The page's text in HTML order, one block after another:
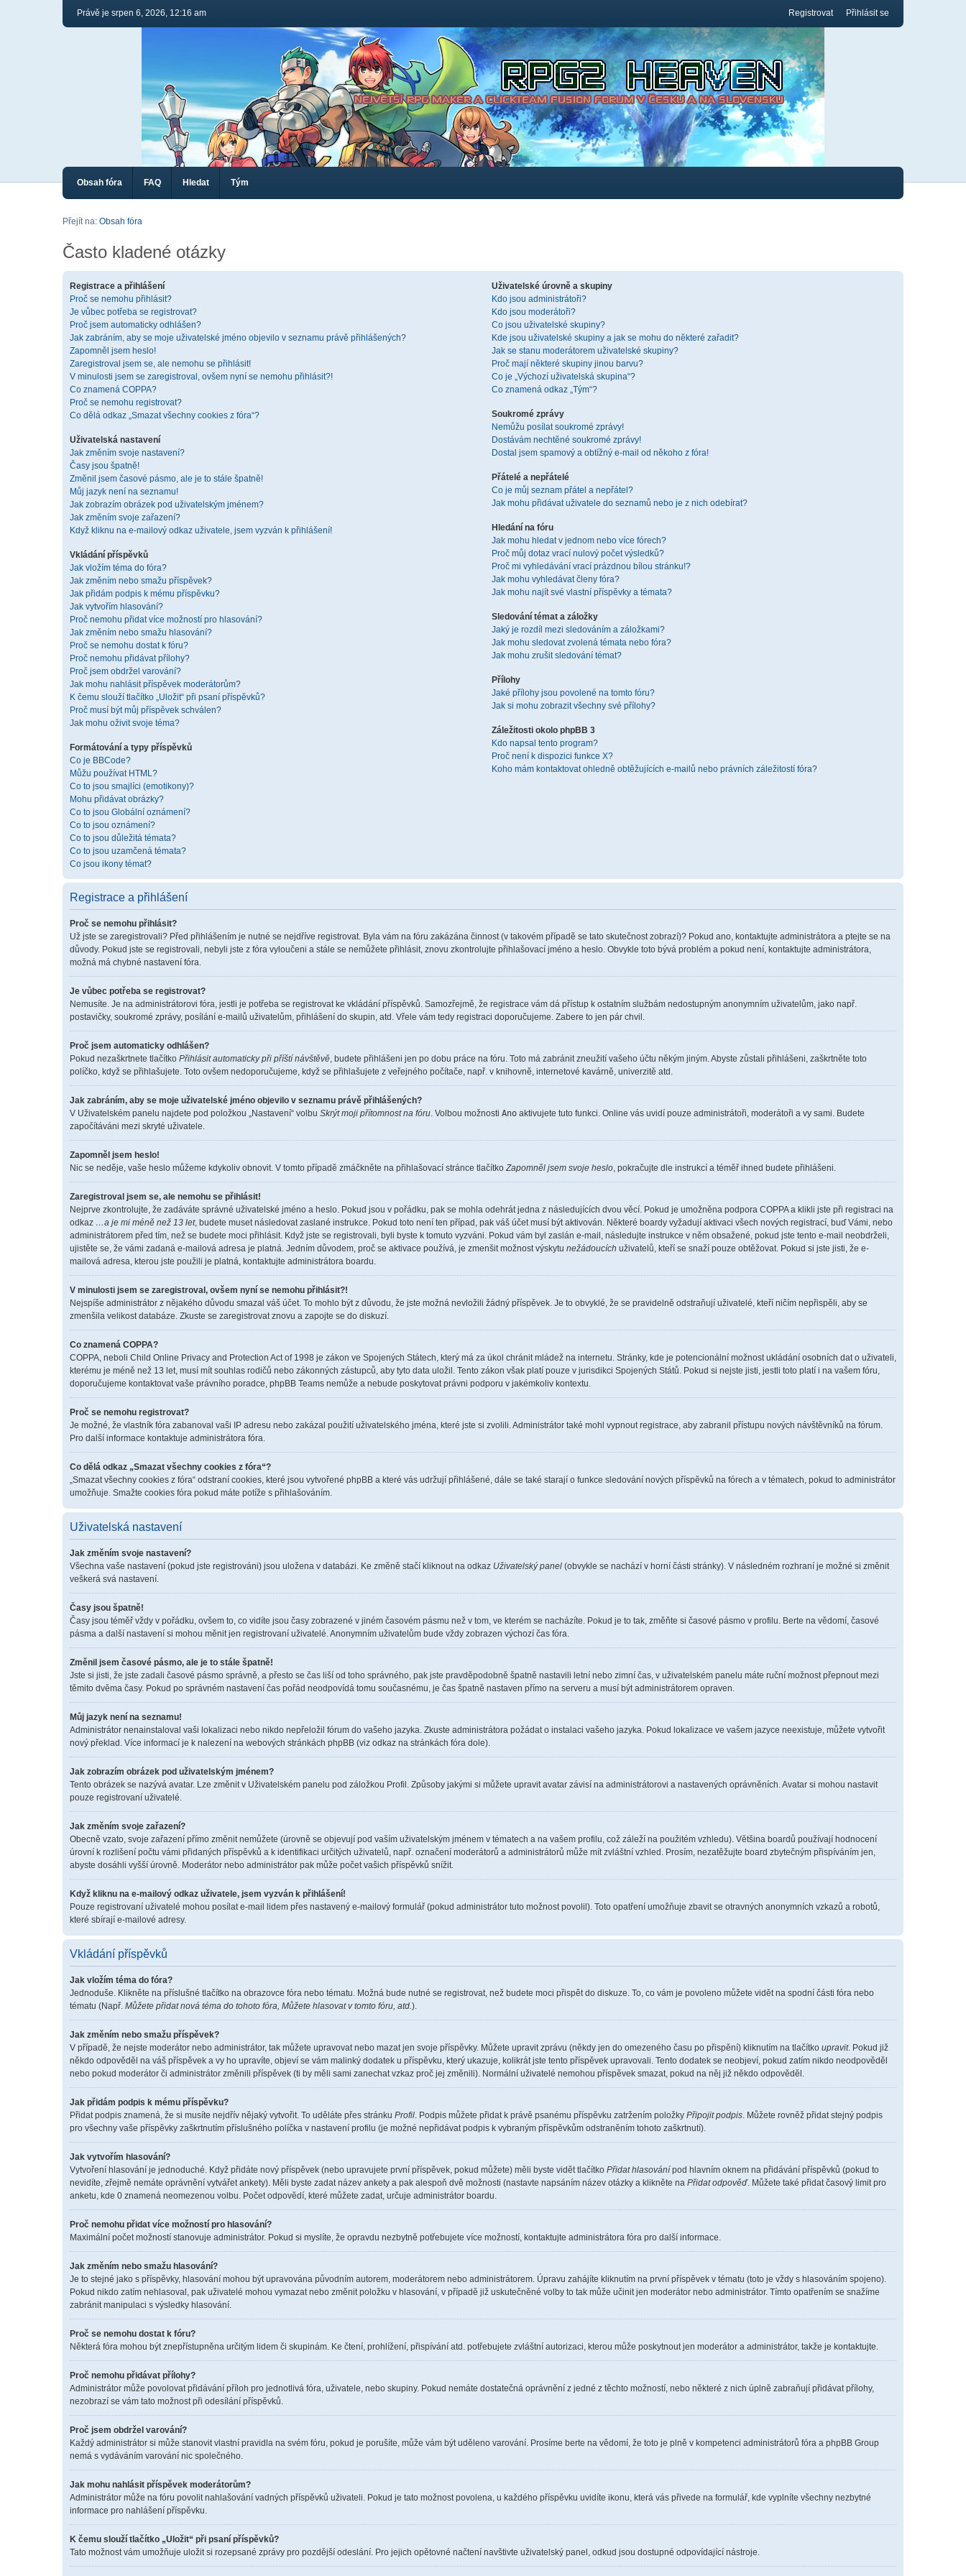
Právě je srpen 6, 2026, 12:16 am Registrovat Přihlásit se
Obsah fóra FAQ Hledat Tým
Přejít na: Obsah fóra
Často kladené otázky
Registrace a přihlášení
Proč se nemohu přihlásit?
Je vůbec potřeba se registrovat?
Proč jsem automaticky odhlášen?
Jak zabráním, aby se moje uživatelské jméno objevilo v seznamu právě přihlášených?
Zapomněl jsem heslo!
Zaregistroval jsem se, ale nemohu se přihlásit!
V minulosti jsem se zaregistroval, ovšem nyní se nemohu přihlásit?!
Co znamená COPPA?
Proč se nemohu registrovat?
Co dělá odkaz „Smazat všechny cookies z fóra“?
Uživatelská nastavení
Jak změním svoje nastavení?
Časy jsou špatně!
Změnil jsem časové pásmo, ale je to stále špatně!
Můj jazyk není na seznamu!
Jak zobrazím obrázek pod uživatelským jménem?
Jak změním svoje zařazení?
Když kliknu na e-mailový odkaz uživatele, jsem vyzván k přihlášení!
Vkládání příspěvků
Jak vložím téma do fóra?
Jak změním nebo smažu příspěvek?
Jak přidám podpis k mému příspěvku?
Jak vytvořím hlasování?
Proč nemohu přidat více možností pro hlasování?
Jak změním nebo smažu hlasování?
Proč se nemohu dostat k fóru?
Proč nemohu přidávat přílohy?
Proč jsem obdržel varování?
Jak mohu nahlásit příspěvek moderátorům?
K čemu slouží tlačítko „Uložit“ při psaní příspěvků?
Proč musí být můj příspěvek schválen?
Jak mohu oživit svoje téma?
Formátování a typy příspěvků
Co je BBCode?
Můžu používat HTML?
Co to jsou smajlíci (emotikony)?
Mohu přidávat obrázky?
Co to jsou Globální oznámení?
Co to jsou oznámení?
Co to jsou důležitá témata?
Co to jsou uzamčená témata?
Co jsou ikony témat?
Uživatelské úrovně a skupiny
Kdo jsou administrátoři?
Kdo jsou moderátoři?
Co jsou uživatelské skupiny?
Kde jsou uživatelské skupiny a jak se mohu do některé zařadit?
Jak se stanu moderátorem uživatelské skupiny?
Proč mají některé skupiny jinou barvu?
Co je „Výchozí uživatelská skupina“?
Co znamená odkaz „Tým“?
Soukromé zprávy
Nemůžu posílat soukromé zprávy!
Dostávám nechtěné soukromé zprávy!
Dostal jsem spamový a obtížný e-mail od někoho z fóra!
Přátelé a nepřátelé
Co je můj seznam přátel a nepřátel?
Jak mohu přidávat uživatele do seznamů nebo je z nich odebírat?
Hledání na fóru
Jak mohu hledat v jednom nebo více fórech?
Proč můj dotaz vrací nulový počet výsledků?
Proč mi vyhledávání vrací prázdnou bílou stránku!?
Jak mohu vyhledávat členy fóra?
Jak mohu najít své vlastní příspěvky a témata?
Sledování témat a záložky
Jaký je rozdíl mezi sledováním a záložkami?
Jak mohu sledovat zvolená témata nebo fóra?
Jak mohu zrušit sledování témat?
Přílohy
Jaké přílohy jsou povolené na tomto fóru?
Jak si mohu zobrazit všechny své přílohy?
Záležitosti okolo phpBB 3
Kdo napsal tento program?
Proč není k dispozici funkce X?
Koho mám kontaktovat ohledně obtěžujících e-mailů nebo právních záležitostí fóra?
Registrace a přihlášení
Proč se nemohu přihlásit?
Už jste se zaregistrovali? Před přihlášením je nutné se nejdříve registrovat. Byla vám na fóru zakázána činnost (v takovém případě se tato skutečnost zobrazí)? Pokud ano, kontaktujte administrátora a ptejte se na
důvody. Pokud jste se registrovali, nebyli jste z fóra vyloučeni a stále se nemůžete přihlásit, znovu zkontrolujte přihlašovací jméno a heslo. Obvykle toto bývá problém a pokud není, kontaktujte administrátora,
možná má chybné nastavení fóra.
Je vůbec potřeba se registrovat?
Nemusíte. Je na administrátorovi fóra, jestli je potřeba se registrovat ke vkládání příspěvků. Samozřejmě, že registrace vám dá přístup k ostatním službám nedostupným anonymním uživatelům, jako např.
postavičky, soukromé zprávy, posílání e-mailů uživatelům, přihlášení do skupin, atd. Vřele vám tedy registraci doporučujeme. Zabere to jen pár chvil.
Proč jsem automaticky odhlášen?
Pokud nezaškrtnete tlačítko Přihlásit automaticky při příští návštěvě, budete přihlášeni jen po dobu práce na fóru. Toto má zabránit zneužití vašeho účtu někým jiným. Abyste zůstali přihlášeni, zaškrtněte toto
políčko, když se přihlašujete. Toto ovšem nedoporučujeme, když se přihlašujete z veřejného počítače, např. v knihovně, internetové kavárně, univerzitě atd.
Jak zabráním, aby se moje uživatelské jméno objevilo v seznamu právě přihlášených?
V Uživatelském panelu najdete pod položkou „Nastavení“ volbu Skrýt moji přítomnost na fóru. Volbou možnosti Ano aktivujete tuto funkci. Online vás uvidí pouze administrátoři, moderátoři a vy sami. Budete
započítáváni mezi skryté uživatele.
Zapomněl jsem heslo!
Nic se neděje, vaše heslo můžeme kdykoliv obnovit. V tomto případě zmáčkněte na přihlašovací stránce tlačítkoZapomněl jsem svoje heslo, pokračujte dle instrukcí a téměř ihned budete přihlášeni.
Zaregistroval jsem se, ale nemohu se přihlásit!
Nejprve zkontrolujte, že zadáváte správné uživatelské jméno a heslo. Pokud jsou v pořádku, pak se mohla odehrát jedna z následujících dvou věcí. Pokud je umožněna podpora COPPA a klikli jste při registraci na
odkaz …a je mi méně než 13 let, budete muset následovat zaslané instrukce. Pokud toto není ten případ, pak váš účet musí být aktivován. Některé boardy vyžadují aktivaci všech nových registrací, buď Vámi, nebo
administrátorem před tím, než se budete moci přihlásit. Když jste se registrovali, byli byste k tomuto vyzváni. Pokud vám byl zaslán e-mail, následujte instrukce v něm obsažené, pokud jste tento e-mail neobdrželi,
ujistěte se, že vámi zadaná e-mailová adresa je platná. Jedním důvodem, proč se aktivace používá, je zmenšit možnost výskytu nežádoucích uživatelů, kteří se snaží pouze obtěžovat. Pokud si jste jisti, že e-
mailová adresa, kterou jste použili je platná, kontaktujte administrátora boardu.
V minulosti jsem se zaregistroval, ovšem nyní se nemohu přihlásit?!
Nejspíše administrátor z nějakého důvodu smazal váš účet. To mohlo být z důvodu, že jste možná nevložili žádný příspěvek. Je to obvyklé, že se pravidelně odstraňují uživatelé, kteří ničím nepřispěli, aby se
zmenšila velikost databáze. Zkuste se zaregistrovat znovu a zapojte se do diskuzí.
Co znamená COPPA?
COPPA, neboli Child Online Privacy and Protection Act of 1998 je zákon ve Spojených Státech, který má za úkol chránit mládež na internetu. Stránky, kde je potencionální možnost ukládání osobních dat o uživateli,
kterému je méně než 13 let, musí mít souhlas rodičů nebo zákonných zástupců, aby tyto data uložil. Tento zákon však platí pouze v jurisdikci Spojených Států. Pokud si nejste jisti, jestli toto platí i na vašem fóru,
doporučujeme kontaktovat vaše právního poradce, phpBB Teams nemůže a nebude poskytovat právni podporu v jakémkoliv kontextu.
Proč se nemohu registrovat?
Je možné, že vlastník fóra zabanoval vaši IP adresu nebo zakázal použití uživatelského jména, které jste si zvolili. Administrátor také mohl vypnout registrace, aby zabranil přístupu nových návštěvníků na fórum.
Pro další informace kontaktuje administrátora fóra.
Co dělá odkaz „Smazat všechny cookies z fóra“?
„Smazat všechny cookies z fóra“ odstraní cookies, které jsou vytvořené phpBB a které vás udržují přihlášené, dále se také starají o funkce sledování nových příspěvků na fórech a v tématech, pokud to administrátor
umožňuje. Smažte cookies fóra pokud máte potíže s přihlašováním.
Uživatelská nastavení
Jak změním svoje nastavení?
Všechna vaše nastavení (pokud jste registrováni) jsou uložena v databázi. Ke změně stačí kliknout na odkaz Uživatelský panel (obvykle se nachází v horní části stránky). V následném rozhraní je možné si změnit
veškerá svá nastavení.
Časy jsou špatně!
Časy jsou téměř vždy v pořádku, ovšem to, co vidíte jsou časy zobrazené v jiném časovém pásmu než v tom, ve kterém se nacházíte. Pokud je to tak, změňte si časové pásmo v profilu. Berte na vědomí, časové
pásma a další nastavení si mohou měnit jen registrovaní uživatelé. Anonymním uživatelům bude vždy zobrazen výchozí čas fóra.
Změnil jsem časové pásmo, ale je to stále špatně!
Jste si jisti, že jste zadali časové pásmo správně, a přesto se čas liší od toho správného, pak jste pravděpodobně špatně nastavili letní nebo zimní čas, v uživatelském panelu máte ruční možnost přepnout mezi
těmito dvěma časy. Pokud po správném nastavení čas pořád neodpovídá tomu současnému, je čas špatně nastaven přímo na serveru a musí být administrátorem opraven.
Můj jazyk není na seznamu!
Administrátor nenainstaloval vaši lokalizaci nebo nikdo nepřeložil fórum do vašeho jazyka. Zkuste administrátora požádat o instalaci vašeho jazyka. Pokud lokalizace ve vašem jazyce neexistuje, můžete vytvořit
nový překlad. Více informací je k nalezení na webových stránkách phpBB (viz odkaz na stránkách fóra dole).
Jak zobrazím obrázek pod uživatelským jménem?
Tento obrázek se nazývá avatar. Lze změnit v Uživatelském panelu pod záložkou Profil. Způsoby jakými si můžete upravit avatar závisí na administrátorovi a nastavených oprávněních. Avatar si mohou nastavit
pouze registrovaní uživatelé.
Jak změním svoje zařazení?
Obecně vzato, svoje zařazení přímo změnit nemůžete (úrovně se objevují pod vaším uživatelským jménem v tématech a na vašem profilu, což záleží na použitém vzhledu). Většina boardů používají hodnocení
úrovní k rozlišení počtu vámi přidaných příspěvků a k identifikaci určitých uživatelů, např. označení moderátorů a administrátorů může mít zvláštní vzhled. Prosím, nezatěžujte board zbytečným přispíváním jen,
abyste dosáhli vyšší úrovně. Moderátor nebo administrátor pak může počet vašich příspěvků snížit.
Když kliknu na e-mailový odkaz uživatele, jsem vyzván k přihlášení!
Pouze registrovaní uživatelé mohou posílat e-mail lidem přes nastavený e-mailový formulář (pokud administrátor tuto možnost povolil). Toto opatření umožňuje zbavit se otravných anonymních vzkazů a robotů,
které sbírají e-mailové adresy.
Vkládání příspěvků
Jak vložím téma do fóra?
Jednoduše. Klikněte na příslušné tlačítko na obrazovce fóra nebo tématu. Možná bude nutné se registrovat, než budete moci přispět do diskuze. To, co vám je povoleno můžete vidět na spodní části fóra nebo
tématu (Např. Můžete přidat nová téma do tohoto fóra, Můžete hlasovat v tomto fóru, atd.).
Jak změním nebo smažu příspěvek?
V případě, že nejste moderátor nebo administrátor, tak můžete upravovat nebo mazat jen svoje příspěvky. Můžete upravit zprávu (někdy jen do omezeného času po přispění) kliknutím na tlačítko upravit. Pokud již
někdo odpověděl na váš příspěvek a vy ho upravíte, objeví se vám malinký dodatek u příspěvku, který ukazuje, kolikrát jste tento příspěvek upravovali. Tento dodatek se neobjeví, pokud zatím nikdo neodpověděl
nebo pokud moderátor či administrátor změnili příspěvek (ti by měli sami zanechat vzkaz proč jej změnili). Normální uživatelé nemohou příspěvek smazat, pokud na něj již někdo odpověděl.
Jak přidám podpis k mému příspěvku?
Přidat podpis znamená, že si musíte nejdřív nějaký vytvořit. To uděláte přes stránku Profil. Podpis můžete přidat k právě psanému příspěvku zatržením položky Připojit podpis. Můžete rovněž přidat stejný podpis
pro všechny vaše příspěvky zaškrtnutím příslušného políčka v nastavení profilu (je možné nepřidávat podpis k vybraným příspěvkům odstraněním tohoto zaškrtnutí).
Jak vytvořím hlasování?
Vytvoření hlasování je jednoduché. Když přidáte nový příspěvek (nebo upravujete první příspěvek, pokud můžete) měli byste vidět tlačítko Přidat hlasování pod hlavním oknem na přidávání příspěvků (pokud to
nevidíte, zřejmě nemáte oprávnění vytvářet ankety). Měli byste zadat název ankety a pak alespoň dvě možnosti (nastavte napsáním název otázky a klikněte na Přidat odpověď. Můžete také přidat časový limit pro
anketu, kde 0 znamená neomezenou volbu. Počet odpovědí, které můžete zadat, určuje administrátor boardu.
Proč nemohu přidat více možností pro hlasování?
Maximální počet možností stanovuje administrátor. Pokud si myslíte, že opravdu nezbytně potřebujete více možností, kontaktujte administrátora fóra pro další informace.
Jak změním nebo smažu hlasování?
Je to stejné jako s příspěvky, hlasování mohou být upravována původním autorem, moderátorem nebo administrátorem. Úpravu zahájíte kliknutím na první příspěvek v tématu (toto je vždy s hlasováním spojeno).
Pokud nikdo zatím nehlasoval, pak uživatelé mohou vymazat nebo změnit položku v hlasování, v případě již uskutečněné volby to tak může učinit jen moderátor nebo administrátor. Tímto opatřením se snažíme
zabránit manipulaci s výsledky hlasování.
Proč se nemohu dostat k fóru?
Některá fóra mohou být znepřístupněna určitým lidem či skupinám. Ke čtení, prohlížení, přispívání atd. potřebujete zvláštní autorizaci, kterou může poskytnout jen moderátor a administrátor, takže je kontaktujte.
Proč nemohu přidávat přílohy?
Administrátor může povolovat přidávání příloh pro jednotlivá fóra, uživatele, nebo skupiny. Pokud nemáte dostatečná oprávnění z jedné z těchto možností, nebo některé z nich úplně zabraňují přidávat přílohy,
nezobrazí se vám tato možnost při odesílání příspěvků.
Proč jsem obdržel varování?
Každý administrátor si může stanovit vlastní pravidla na svém fóru, pokud je porušíte, může vám být uděleno varování. Prosíme berte na vědomí, že toto je plně v kompetenci administrátorů fóra a phpBB Group
nemá s vydáváním varování nic společného.
Jak mohu nahlásit příspěvek moderátorům?
Administrátor může na fóru povolit nahlašování vadných příspěvků uživateli. Pokud je tato možnost povolena, u každého příspěvku uvidíte ikonu, která vás přivede na formulář, kde vyplníte všechny nezbytné
informace pro nahlášení příspěvku.
K čemu slouží tlačítko „Uložit“ při psaní příspěvků?
Tato možnost vám umožňuje uložit si rozepsané zprávy pro pozdější odeslání. Pro jejich opětovné načtení navštivte uživatelský panel, odkud jsou dostupné odpovídající nástroje.